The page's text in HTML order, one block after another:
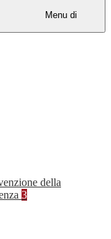
Menu di
della
3